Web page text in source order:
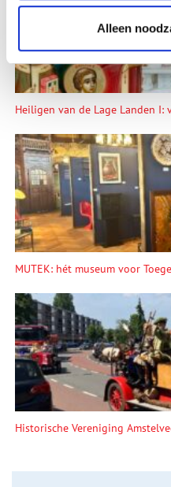
Alleen
Heiligen van de Lage Landen I:
MUTEK: hét museum voor
Historische Vereniging